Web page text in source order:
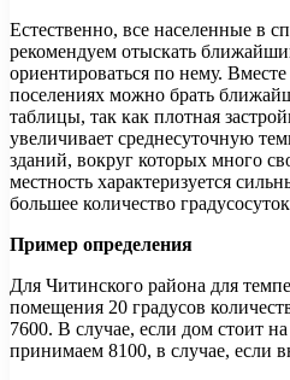
Естественно, все населенные в
рекомендуем отыскать
ориентироваться по нему.
поселениях можно брать
таблицы, так как плотная
увеличивает среднесуточную
зданий, вокруг которых много
местность характеризуется
большее количество
Пример определения
Для Читинского района для
помещения 20 градусов
7600. В случае, если дом стоит
принимаем 8100, в случае, если